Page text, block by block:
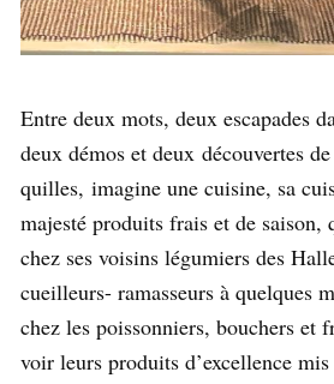
Entre deux mots, deux escapades
deux démos et deux découvertes
quilles, imagine une cuisine, sa
majesté produits frais et de saison,
chez ses voisins légumiers des
cueilleurs- ramasseurs à quelques
chez les poissonniers, bouchers et
voir leurs produits d’excellence